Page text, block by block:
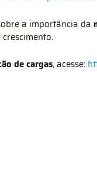
a importância da
de cargas, acesse: